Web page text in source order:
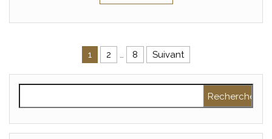
Pagination des publications
1 2 … 8 Suivant